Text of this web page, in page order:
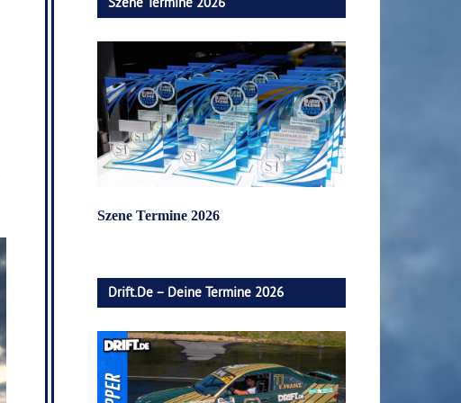
Szene Termine 2026
Drift.de – Deine Termine 2026